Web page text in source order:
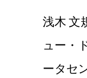
浅木 文
ュー・
ータセ